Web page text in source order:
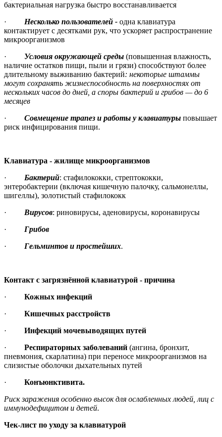
бактериальная нагрузка быстро восстанавливается
· Несколько пользователей - одна клавиатура
контактирует с десятками рук, что ускоряет распространение
микроорганизмов
· Условия окружающей среды (повышенная влажность,
наличие остатков пищи, пыли и грязи) способствуют более
длительному выживанию бактерий: некоторые штаммы
могут сохранять жизнеспособность на поверхностях от
нескольких часов до дней, а споры бактерий и грибов — до 6
месяцев
· Совмещение трапез и работы у клавиатуры повышает
риск инфицирования пищи.
Клавиатура - жилище микроорганизмов
· Бактерий: стафилококки, стрептококки,
энтеробактерии (включая кишечную палочку, сальмонеллы,
шигеллы), золотистый стафилококк
· Вирусов: риновирусы, аденовирусы, коронавирусы
· Грибов
· Гельминтов и простейших.
Контакт с загрязнённой клавиатурой - причина
· Кожных инфекций
· Кишечных расстройств
· Инфекций мочевыводящих путей
· Респираторных заболеваний (ангина, бронхит,
пневмония, скарлатина) при переносе микроорганизмов на
слизистые оболочки дыхательных путей
· Конъюнктивита.
Риск заражения особенно высок для ослабленных людей, лиц с
иммунодефицитом и детей.
Чек-лист по уходу за клавиатурой